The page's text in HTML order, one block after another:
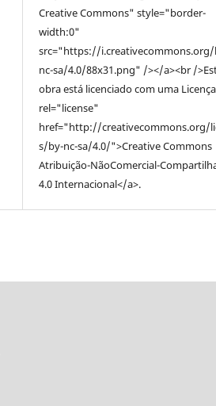
Creative Commons" style="border-
width:0"
src="https://
nc-sa/4.0/88x31.png" /></a><br /
obra está licenciado com uma
rel="license"
href="http://creativecommons.org/
s/by-nc-sa/4.0/">Creative Commons
Atribuição-NãoComercial-
4.0 Internacional</a>.